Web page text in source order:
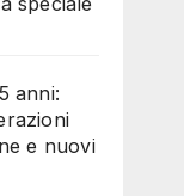
anni:
e nuovi